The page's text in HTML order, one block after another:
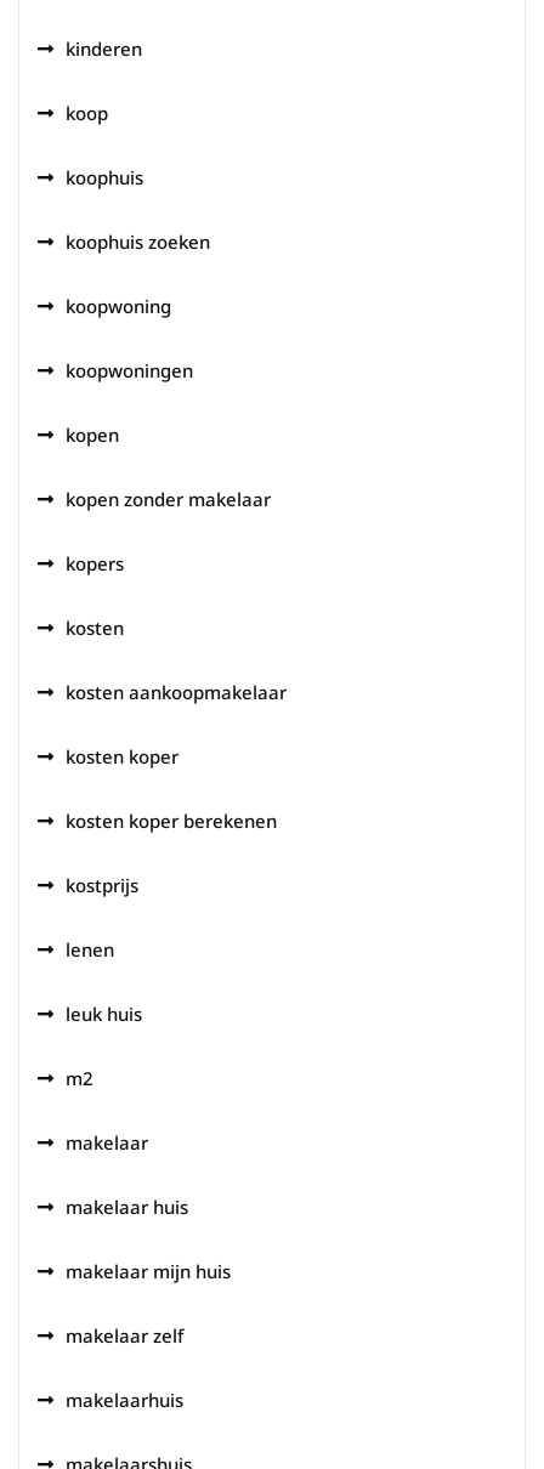
kinderen
koop
koophuis
koophuis zoeken
koopwoning
koopwoningen
kopen
kopen zonder makelaar
kopers
kosten
kosten aankoopmakelaar
kosten koper
kosten koper berekenen
kostprijs
lenen
leuk huis
m2
makelaar
makelaar huis
makelaar mijn huis
makelaar zelf
makelaarhuis
makelaarshuis